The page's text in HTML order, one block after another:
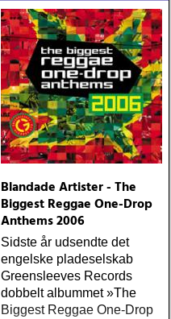
Blandade Artister - The
Biggest Reggae One-Drop
Anthems 2006
Sidste år udsendte det
engelske pladeselskab
Greensleeves Records
dobbelt albummet »The
Biggest Reggae One-Drop